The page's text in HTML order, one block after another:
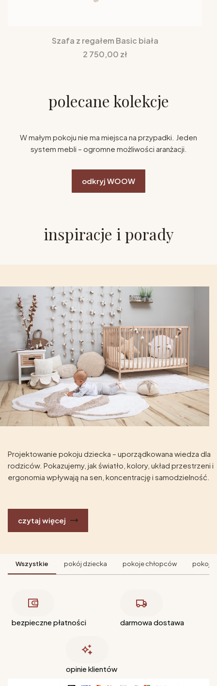
Szafa z regałem Basic biała
Cena
2 750,00 zł
polecane kolekcje
W małym pokoju nie ma miejsca na przypadki. Jeden
system mebli – ogromne możliwości aranżacji.
odkryj WOOW
inspiracje i porady
Projektowanie pokoju dziecka – uporządkowana wiedza dla
rodziców. Pokazujemy, jak światło, kolory, układ przestrzeni i
ergonomia wpływają na sen, koncentrację i samodzielność.
czytaj więcej
Wszystkie pokój dziecka pokoje chłopców pokoje
bezpieczne płatności darmowa dostawa
opinie klientów